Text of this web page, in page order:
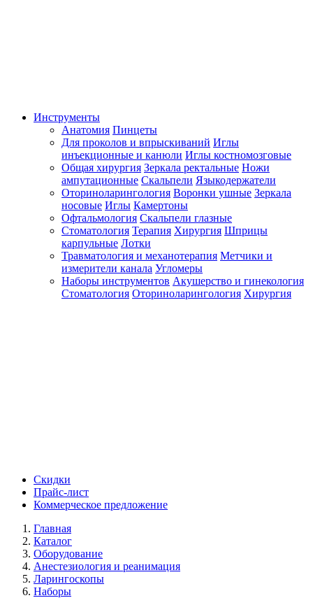
Инструменты
Анатомия Пинцеты
Для проколов и впрыскиваний Иглы
инъекционные и канюли Иглы костномозговые
Общая хирургия Зеркала ректальные Ножи
ампутационные Скальпели Языкодержатели
Оториноларингология Воронки ушные Зеркала
носовые Иглы Камертоны
Офтальмология Скальпели глазные
Стоматология Терапия Хирургия Шприцы
карпульные Лотки
Травматология и механотерапия Метчики и
измерители канала Угломеры
Наборы инструментов Акушерство и гинекология
Стоматология Оториноларингология Хирургия
Скидки
Прайс-лист
Коммерческое предложение
Главная
Каталог
Оборудование
Анестезиология и реанимация
Ларингоскопы
Наборы